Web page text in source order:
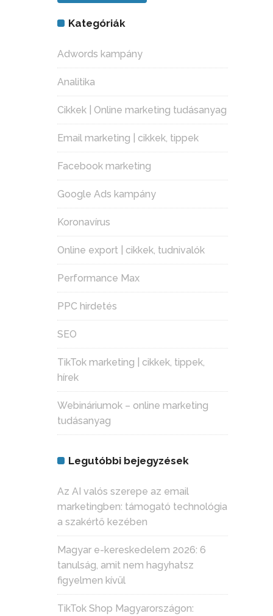
Kategóriák
Adwords kampány
Analitika
Cikkek | Online marketing tudásanyag
Email marketing | cikkek, tippek
Facebook marketing
Google Ads kampány
Koronavírus
Online export | cikkek, tudnivalók
Performance Max
PPC hirdetés
SEO
TikTok marketing | cikkek, tippek,
hírek
Webináriumok – online marketing
tudásanyag
Legutóbbi bejegyzések
Az AI valós szerepe az email
marketingben: támogató technológia
a szakértő kezében
Magyar e-kereskedelem 2026: 6
tanulság, amit nem hagyhatsz
figyelmen kívül
TikTok Shop Magyarországon: